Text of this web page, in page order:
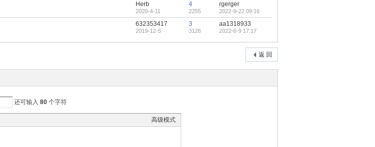
Herb
2020-4-11
4
2255
rgerger
2022-9-22 09:16
632353417
2019-12-5
3
3126
aa1318933
2022-6-9 17:17
返 回
还可输入 80 个字符
高级模式